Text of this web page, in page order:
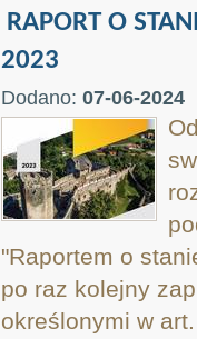
RAPORT O
2023
Dodano: 07-06-2024
"Raportem o
po raz kolejny
określonymi w